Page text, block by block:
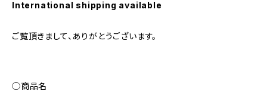
International shipping available
ご覧頂きまして、ありがとうございます。
◯商品名